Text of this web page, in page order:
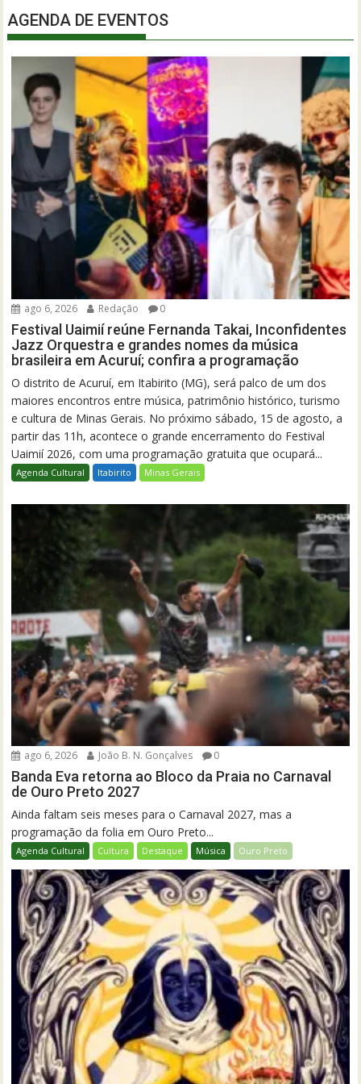
AGENDA DE EVENTOS
ago 6, 2026 Redação 0
Festival Uaimií reúne Fernanda Takai, Inconfidentes
Jazz Orquestra e grandes nomes da música
brasileira em Acuruí; confira a programação
O distrito de Acuruí, em Itabirito (MG), será palco de um dos
maiores encontros entre música, patrimônio histórico, turismo
e cultura de Minas Gerais. No próximo sábado, 15 de agosto, a
partir das 11h, acontece o grande encerramento do Festival
Uaimií 2026, com uma programação gratuita que ocupará...
Agenda Cultural Itabirito Minas Gerais
ago 6, 2026 João B. N. Gonçalves 0
Banda Eva retorna ao Bloco da Praia no Carnaval
de Ouro Preto 2027
Ainda faltam seis meses para o Carnaval 2027, mas a
programação da folia em Ouro Preto...
Agenda Cultural Cultura Destaque Música Ouro Preto